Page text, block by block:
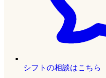
シフトの相談はこちら